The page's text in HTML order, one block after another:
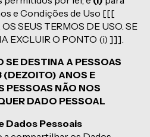
e Condições de Uso [[[
SEUS TERMOS DE USO. SE
EXCLUIR O PONTO (i) ]]].
SE DESTINA A PESSOAS
(DEZOITO) ANOS E
PESSOAS NÃO NOS
DADO PESSOAL
Dados Pessoais